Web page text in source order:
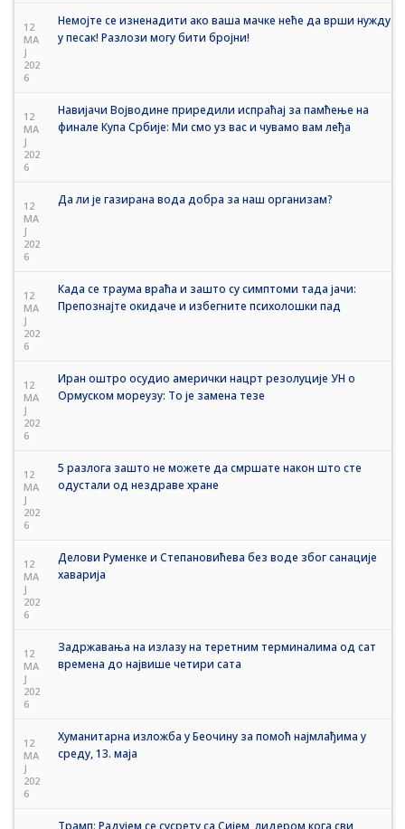
12
MA
J
202
6
Немојте се изненадити ако ваша мачке неће да врши нужду
у песак! Разлози могу бити бројни!
12
MA
J
202
6
Навијачи Војводине приредили испраћај за памћење на
финале Купа Србије: Ми смо уз вас и чувамо вам леђа
12
MA
J
202
6
Да ли је газирана вода добра за наш организам?
12
MA
J
202
6
Када се траума враћа и зашто су симптоми тада јачи:
Препознајте окидаче и избегните психолошки пад
12
MA
J
202
6
Иран оштро осудио амерички нацрт резолуције УН о
Ормуском мореузу: То је замена тезе
12
MA
J
202
6
5 разлога зашто не можете да смршате након што сте
одустали од нездраве хране
12
MA
J
202
6
Делови Руменке и Степановићева без воде због санације
хаварија
12
MA
J
202
6
Задржавања на излазу на теретним терминалима од сат
времена до највише четири сата
12
MA
J
202
6
Хуманитарна изложба у Беочину за помоћ најмлађима у
среду, 13. маја
Трамп: Радујем се сусрету са Сијем, лидером кога сви